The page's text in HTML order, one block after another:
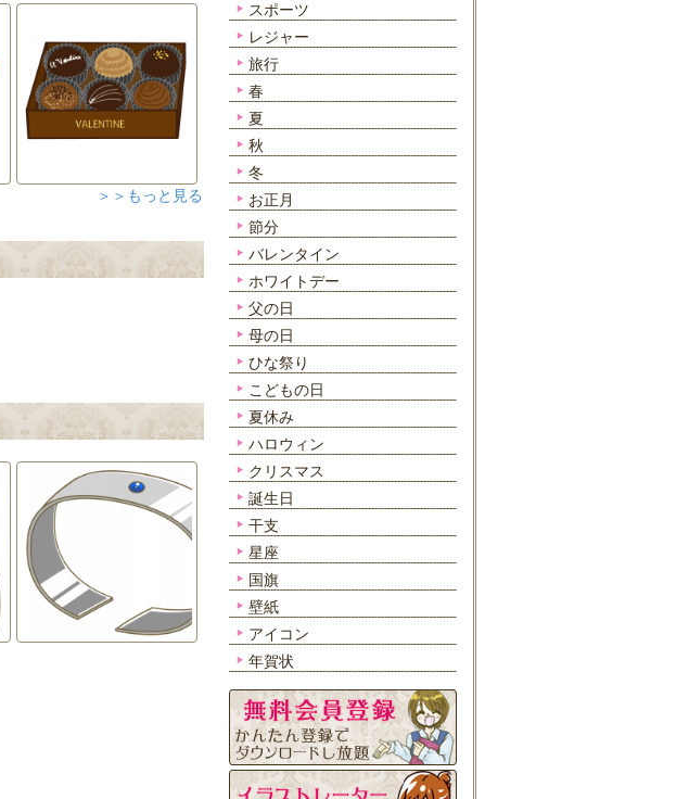
＞＞もっと見る
スポーツ
レジャー
旅行
春
夏
秋
冬
お正月
節分
バレンタイン
ホワイトデー
父の日
母の日
ひな祭り
こどもの日
夏休み
ハロウィン
クリスマス
誕生日
干支
星座
国旗
壁紙
アイコン
年賀状